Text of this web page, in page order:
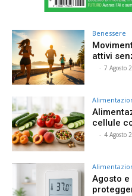
Benessere
attivi
- 7 Agosto
cellule
- 4 Agosto
Agosto